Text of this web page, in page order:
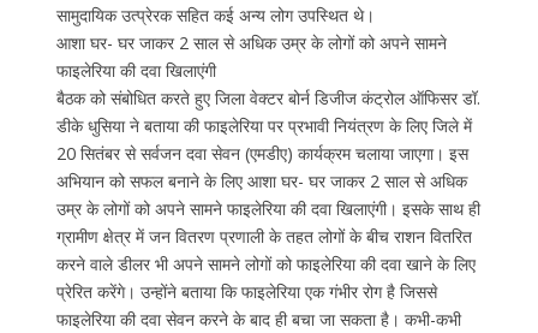
सामुदायिक उत्प्रेरक सहित कई अन्य लोग उपस्थित थे।
आशा घर- घर जाकर 2 साल से अधिक उम्र के लोगों को अपने सामने
फाइलेरिया की दवा खिलाएंगी
बैठक को संबोधित करते हुए जिला वेक्टर बोर्न डिजीज कंट्रोल ऑफिसर डॉ.
डीके धुसिया ने बताया की फाइलेरिया पर प्रभावी नियंत्रण के लिए जिले में
20 सितंबर से सर्वजन दवा सेवन (एमडीए) कार्यक्रम चलाया जाएगा। इस
अभियान को सफल बनाने के लिए आशा घर- घर जाकर 2 साल से अधिक
उम्र के लोगों को अपने सामने फाइलेरिया की दवा खिलाएंगी। इसके साथ ही
ग्रामीण क्षेत्र में जन वितरण प्रणाली के तहत लोगों के बीच राशन वितरित
करने वाले डीलर भी अपने सामने लोगों को फाइलेरिया की दवा खाने के लिए
प्रेरित करेंगे। उन्होंने बताया कि फाइलेरिया एक गंभीर रोग है जिससे
फाइलेरिया की दवा सेवन करने के बाद ही बचा जा सकता है। कभी-कभी